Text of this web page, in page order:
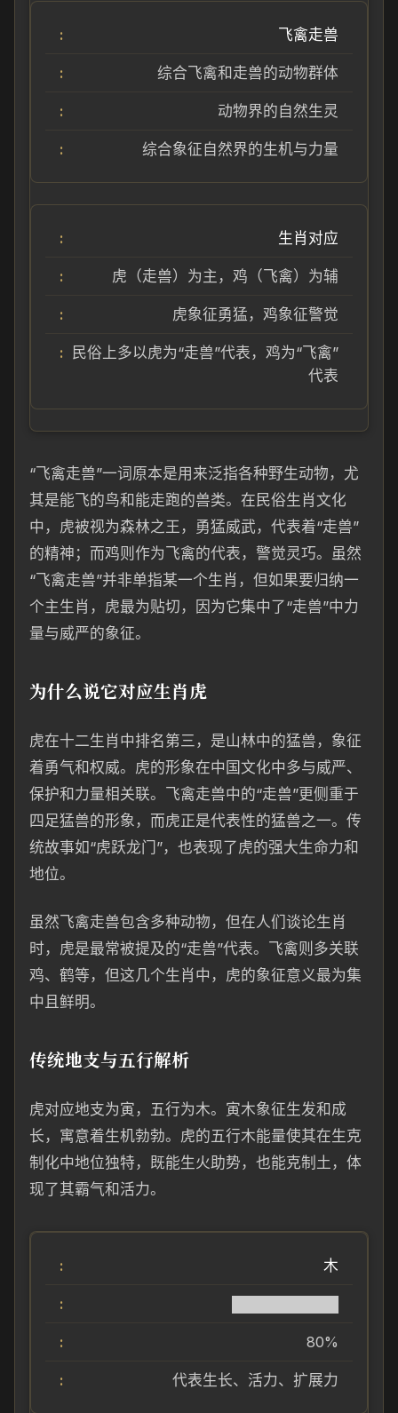
飞禽走兽
综合飞禽和走兽的动物群体
动物界的自然生灵
综合象征自然界的生机与力量
生肖对应
虎（走兽）为主，鸡（飞禽）为辅
虎象征勇猛，鸡象征警觉
民俗上多以虎为“走兽”代表，鸡为“飞禽”
代表
“飞禽走兽”一词原本是用来泛指各种野生动物，尤
其是能飞的鸟和能走跑的兽类。在民俗生肖文化
中，虎被视为森林之王，勇猛威武，代表着“走兽”
的精神；而鸡则作为飞禽的代表，警觉灵巧。虽然
“飞禽走兽”并非单指某一个生肖，但如果要归纳一
个主生肖，虎最为贴切，因为它集中了“走兽”中力
量与威严的象征。
为什么说它对应生肖虎
虎在十二生肖中排名第三，是山林中的猛兽，象征
着勇气和权威。虎的形象在中国文化中多与威严、
保护和力量相关联。飞禽走兽中的“走兽”更侧重于
四足猛兽的形象，而虎正是代表性的猛兽之一。传
统故事如“虎跃龙门”，也表现了虎的强大生命力和
地位。
虽然飞禽走兽包含多种动物，但在人们谈论生肖
时，虎是最常被提及的“走兽”代表。飞禽则多关联
鸡、鹤等，但这几个生肖中，虎的象征意义最为集
中且鲜明。
传统地支与五行解析
虎对应地支为寅，五行为木。寅木象征生发和成
长，寓意着生机勃勃。虎的五行木能量使其在生克
制化中地位独特，既能生火助势，也能克制土，体
现了其霸气和活力。
木
80%
代表生长、活力、扩展力